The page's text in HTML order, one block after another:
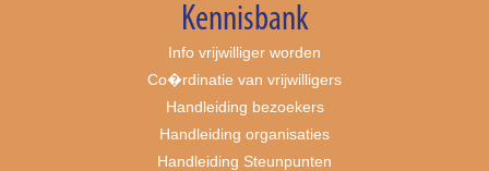
Kennisbank
Info vrijwilliger worden
Co�rdinatie van vrijwilligers
Handleiding bezoekers
Handleiding organisaties
Handleiding Steunpunten